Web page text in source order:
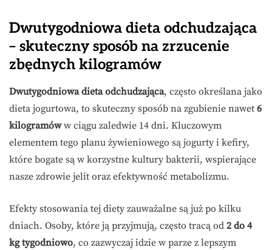
Dwutygodniowa dieta odchudzająca
– skuteczny sposób na zrzucenie
zbędnych kilogramów
Dwutygodniowa dieta odchudzająca, często określana jako
dieta jogurtowa, to skuteczny sposób na zgubienie nawet 6
kilogramóww ciągu zaledwie 14 dni. Kluczowym
elementem tego planu żywieniowego są jogurty i kefiry,
które bogate są w korzystne kultury bakterii, wspierające
nasze zdrowie jelit oraz efektywność metabolizmu.
Efekty stosowania tej diety zauważalne są już po kilku
dniach. Osoby, które ją przyjmują, często tracą od 2 do 4
kg tygodniowo, co zazwyczaj idzie w parze z lepszym